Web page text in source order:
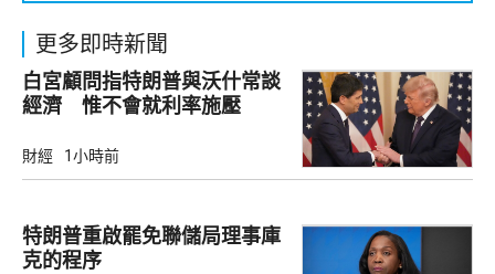
更多即時新聞
白宮顧問指特朗普與沃什常談
經濟 惟不會就利率施壓
財經 1小時前
特朗普重啟罷免聯儲局理事庫
克的程序